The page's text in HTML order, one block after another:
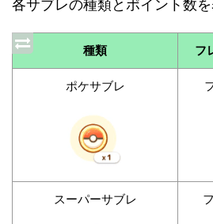
各サブレの種類とポイント数を
種類 フ
ポケサブレ
スーパーサブレ